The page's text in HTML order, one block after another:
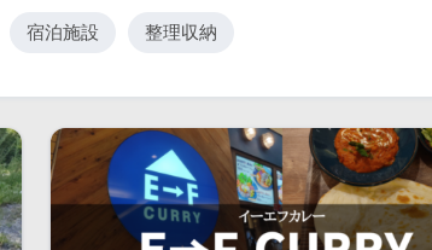
宿泊施設 整理収納